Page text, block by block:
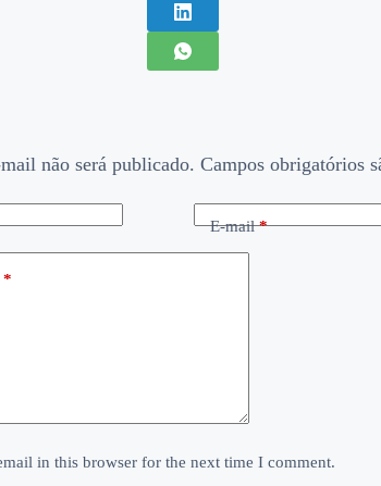
não será publicado. Campos obrigatórios
E-mail*
*
in this browser for the next time I comment.